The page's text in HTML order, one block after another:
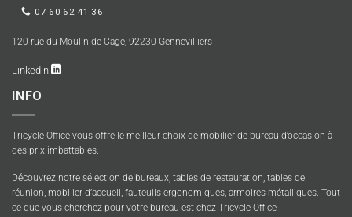
07 60 62 41 36
120 rue du Moulin de Cage, 92230 Gennevilliers
Linkedin
INFO
Tricycle Office vous offre le meilleur choix de mobilier de bureau d’occasion à
des prix imbattables.
Découvrez notre sélection de bureaux, tables de restauration, tables de
réunion, mobilier d’accueil, fauteuils ergonomiques, armoires métalliques. Tout
ce que vous cherchez pour votre bureau est chez Tricycle Office .